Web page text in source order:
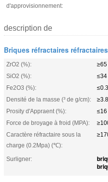
d'approvisionnement:
description de
Briques réfractaires réfractaires
ZrO2 (%):
≥65
SiO2 (%):
≤34
Fe2O3 (%):
≤0.3
Densité de la masse (³ de g/cm):
Prosity d'Appraent (%):
≤16
Force de broyage à froid (MPA):
Caractère réfractaire sous la
charge (0.2Mpa) (℃):
Surligner: